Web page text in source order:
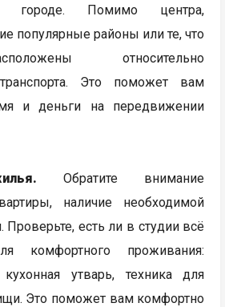
городе. Помимо центра,
популярные районы или те, что
относительно
Это поможет вам
и деньги на передвижении
Обратите внимание
наличие необходимой
Проверьте, есть ли в студии всё
комфортного проживания:
утварь, техника для
Это поможет вам комфортно